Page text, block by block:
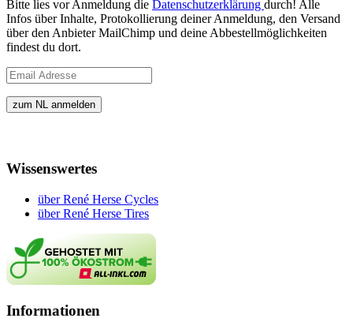
Bitte lies vor Anmeldung die Datenschutzerklärung durch! Alle
Infos über Inhalte, Protokollierung deiner Anmeldung, den Versand
über den Anbieter MailChimp und deine Abbestellmöglichkeiten
findest du dort.
Wissenswertes
über René Herse Cycles
über René Herse Tires
Informationen